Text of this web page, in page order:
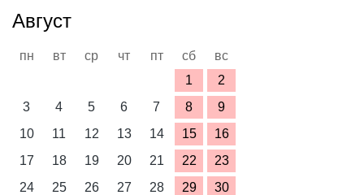
Август
пн вт ср чт пт сб
вс
1
2
3
4 5 6 7 8
9
10
11 12 13 14 15
16
17
18 19 20 21 22
23
24
25 26 27 28 29
30